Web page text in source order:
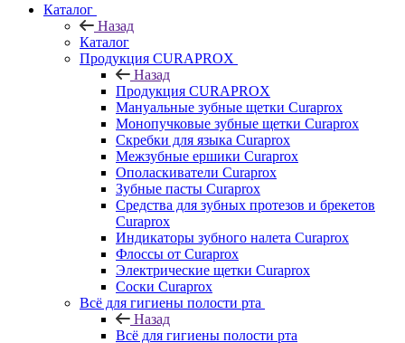
Каталог
Назад
Каталог
Продукция CURAPROX
Назад
Продукция CURAPROX
Мануальные зубные щетки Curaprox
Монопучковые зубные щетки Curaprox
Скребки для языка Curaprox
Межзубные ершики Curaprox
Ополаскиватели Curaprox
Зубные пасты Curaprox
Средства для зубных протезов и брекетов
Curaprox
Индикаторы зубного налета Curaprox
Флоссы от Curaprox
Электрические щетки Curaprox
Соски Curaprox
Всё для гигиены полости рта
Назад
Всё для гигиены полости рта